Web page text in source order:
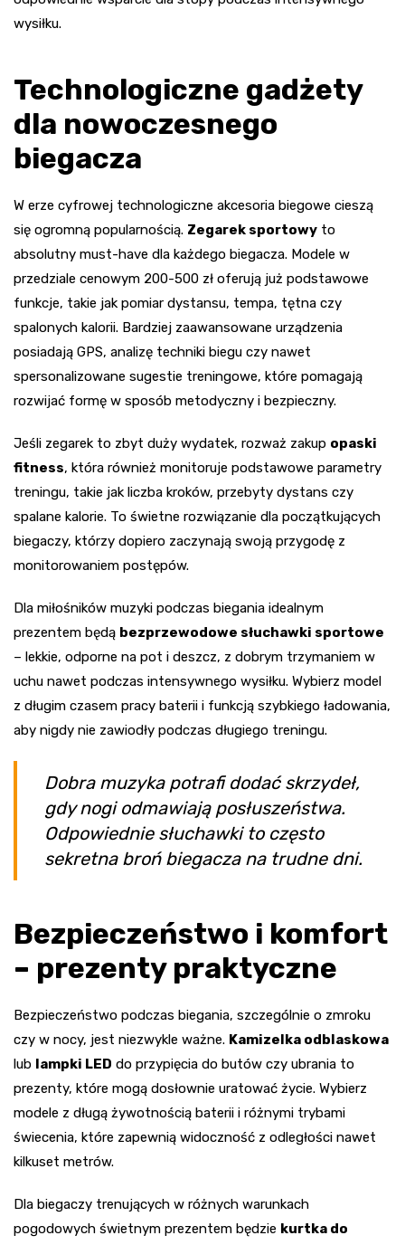
wysiłku.
Technologiczne gadżety
dla nowoczesnego
biegacza
W erze cyfrowej technologiczne akcesoria biegowe cieszą
się ogromną popularnością. Zegarek sportowy to
absolutny must-have dla każdego biegacza. Modele w
przedziale cenowym 200-500 zł oferują już podstawowe
funkcje, takie jak pomiar dystansu, tempa, tętna czy
spalonych kalorii. Bardziej zaawansowane urządzenia
posiadają GPS, analizę techniki biegu czy nawet
spersonalizowane sugestie treningowe, które pomagają
rozwijać formę w sposób metodyczny i bezpieczny.
Jeśli zegarek to zbyt duży wydatek, rozważ zakup opaski
fitness, która również monitoruje podstawowe parametry
treningu, takie jak liczba kroków, przebyty dystans czy
spalane kalorie. To świetne rozwiązanie dla początkujących
biegaczy, którzy dopiero zaczynają swoją przygodę z
monitorowaniem postępów.
Dla miłośników muzyki podczas biegania idealnym
prezentem będą bezprzewodowe słuchawki sportowe
– lekkie, odporne na pot i deszcz, z dobrym trzymaniem w
uchu nawet podczas intensywnego wysiłku. Wybierz model
z długim czasem pracy baterii i funkcją szybkiego ładowania,
aby nigdy nie zawiodły podczas długiego treningu.
Dobra muzyka potrafi dodać skrzydeł,
gdy nogi odmawiają posłuszeństwa.
Odpowiednie słuchawki to często
sekretna broń biegacza na trudne dni.
Bezpieczeństwo i komfort
– prezenty praktyczne
Bezpieczeństwo podczas biegania, szczególnie o zmroku
czy w nocy, jest niezwykle ważne. Kamizelka odblaskowa
lub lampki LED do przypięcia do butów czy ubrania to
prezenty, które mogą dosłownie uratować życie. Wybierz
modele z długą żywotnością baterii i różnymi trybami
świecenia, które zapewnią widoczność z odległości nawet
kilkuset metrów.
Dla biegaczy trenujących w różnych warunkach
pogodowych świetnym prezentem będzie kurtka do